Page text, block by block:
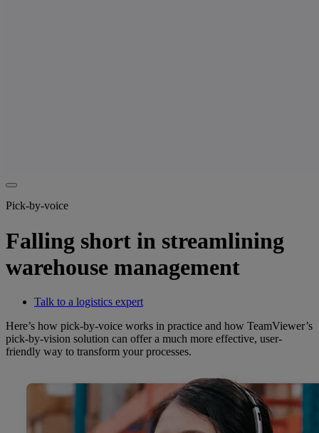
Pick-by-voice
Falling short in streamlining
warehouse management
Talk to a logistics expert
Here’s how pick-by-voice works in practice and how TeamViewer’s
pick-by-vision solution can offer a much more effective, user-
friendly way to transform your processes.